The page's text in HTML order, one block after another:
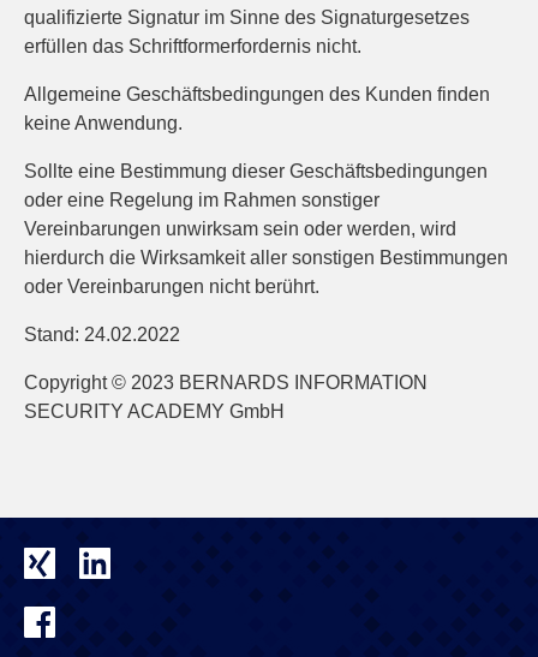
qualifizierte Signatur im Sinne des Signaturgesetzes
erfüllen das Schriftformerfordernis nicht.
Allgemeine Geschäftsbedingungen des Kunden finden
keine Anwendung.
Sollte eine Bestimmung dieser Geschäftsbedingungen
oder eine Regelung im Rahmen sonstiger
Vereinbarungen unwirksam sein oder werden, wird
hierdurch die Wirksamkeit aller sonstigen Bestimmungen
oder Vereinbarungen nicht berührt.
Stand: 24.02.2022
Copyright © 2023 BERNARDS INFORMATION
SECURITY ACADEMY GmbH